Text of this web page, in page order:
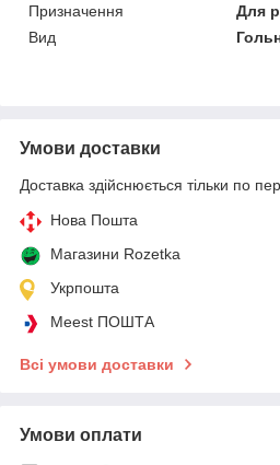
Призначення
Для
Вид
Умови доставки
Доставка здійснюється тільки по
Нова Пошта
Магазини Rozetka
Укрпошта
Meest ПОШТА
Всі умови доставки
Умови оплати